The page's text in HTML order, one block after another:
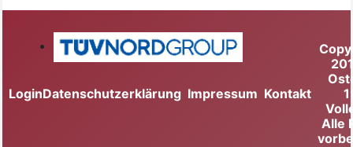
LoginDatenschutzerklärung Impressum Kontakt
Alle